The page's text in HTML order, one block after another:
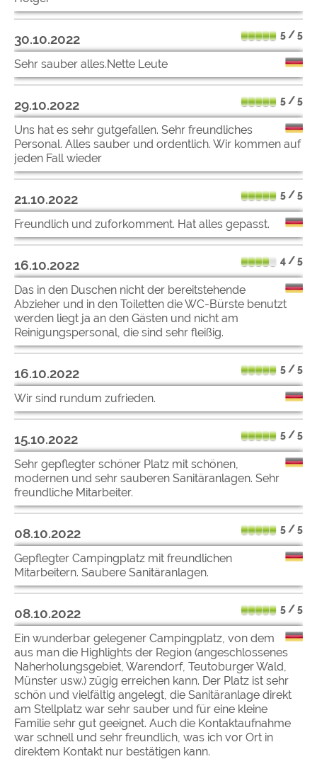
30.10.2022 5 / 5
Sehr sauber alles.Nette Leute
29.10.2022 5 / 5
Uns hat es sehr gutgefallen. Sehr freundliches
Personal. Alles sauber und ordentlich. Wir kommen auf
jeden Fall wieder
21.10.2022 5 / 5
Freundlich und zuforkomment. Hat alles gepasst.
16.10.2022 4 / 5
Das in den Duschen nicht der bereitstehende
Abzieher und in den Toiletten die WC-Bürste benutzt
werden liegt ja an den Gästen und nicht am
Reinigungspersonal, die sind sehr fleißig.
16.10.2022 5 / 5
Wir sind rundum zufrieden.
15.10.2022 5 / 5
Sehr gepflegter schöner Platz mit schönen,
modernen und sehr sauberen Sanitäranlagen. Sehr
freundliche Mitarbeiter.
08.10.2022 5 / 5
Gepflegter Campingplatz mit freundlichen
Mitarbeitern. Saubere Sanitäranlagen.
08.10.2022 5 / 5
Ein wunderbar gelegener Campingplatz, von dem
aus man die Highlights der Region (angeschlossenes
Naherholungsgebiet, Warendorf, Teutoburger Wald,
Münster usw.) zügig erreichen kann. Der Platz ist sehr
schön und vielfältig angelegt, die Sanitäranlage direkt
am Stellplatz war sehr sauber und für eine kleine
Familie sehr gut geeignet. Auch die Kontaktaufnahme
war schnell und sehr freundlich, was ich vor Ort in
direktem Kontakt nur bestätigen kann.